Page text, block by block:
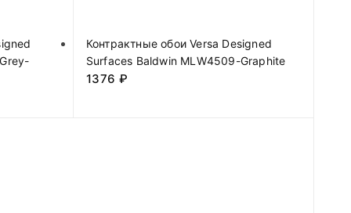
Контрактные обои Versa Designed
Surfaces Baldwin MLW4509-Graphite
1376₽